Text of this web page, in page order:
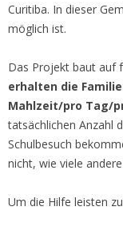
Curitiba. In dieser
möglich ist.
Das Projekt baut auf
erhalten die
Mahlzeit/pro Tag/
tatsächlichen Anzahl
Schulbesuch
nicht, wie viele
Um die Hilfe leisten